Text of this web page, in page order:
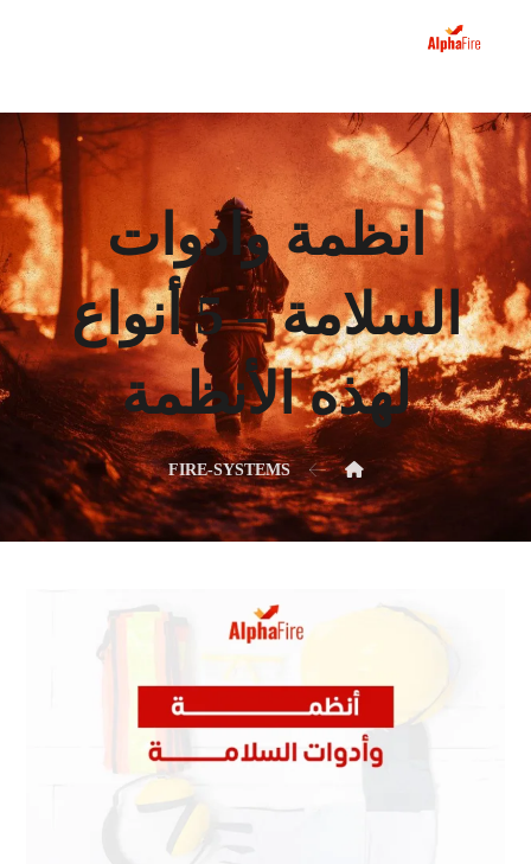
انظمة وادوات
السلامة – 5 أنواع
لهذه الأنظمة
FIRE-SYSTEMS